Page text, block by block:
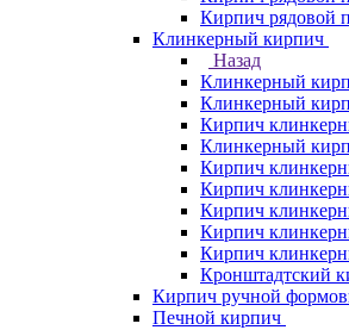
Кирпич рядовой
Клинкерный кирпич
Назад
Клинкерный
Клинкерный
Кирпич
Клинкерный
Кирпич
Кирпич
Кирпич
Кирпич
Кирпич
Кронштадтский
Кирпич ручной
Печной кирпич